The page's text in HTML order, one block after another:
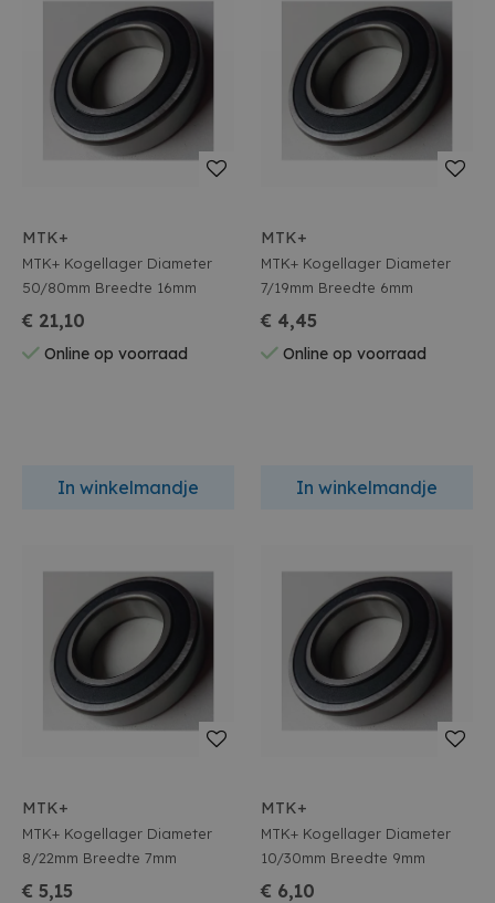
MTK+
MTK+ Kogellager Diameter
50/80mm Breedte 16mm
€ 21,10
Online op voorraad
In winkelmandje
MTK+
MTK+ Kogellager Diameter
7/19mm Breedte 6mm
€ 4,45
Online op voorraad
In winkelmandje
MTK+
MTK+ Kogellager Diameter
8/22mm Breedte 7mm
€ 5,15
MTK+
MTK+ Kogellager Diameter
10/30mm Breedte 9mm
€ 6,10